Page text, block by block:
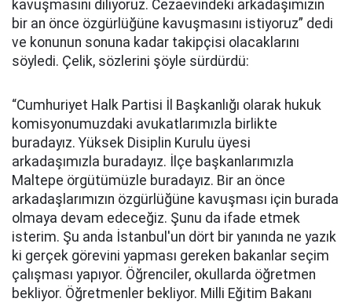
kavuşmasını diliyoruz. Cezaevindeki arkadaşımızın
bir an önce özgürlüğüne kavuşmasını istiyoruz” dedi
ve konunun sonuna kadar takipçisi olacaklarını
söyledi. Çelik, sözlerini şöyle sürdürdü:
“Cumhuriyet Halk Partisi İl Başkanlığı olarak hukuk
komisyonumuzdaki avukatlarımızla birlikte
buradayız. Yüksek Disiplin Kurulu üyesi
arkadaşımızla buradayız. İlçe başkanlarımızla
Maltepe örgütümüzle buradayız. Bir an önce
arkadaşlarımızın özgürlüğüne kavuşması için burada
olmaya devam edeceğiz. Şunu da ifade etmek
isterim. Şu anda İstanbul'un dört bir yanında ne yazık
ki gerçek görevini yapması gereken bakanlar seçim
çalışması yapıyor. Öğrenciler, okullarda öğretmen
bekliyor. Öğretmenler bekliyor. Milli Eğitim Bakanı